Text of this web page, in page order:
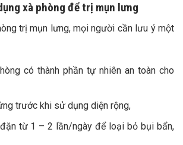
xà phòng để trị mụn lưng
trị mụn lưng, mọi người cần lưu ý một
có thành phần tự nhiên an toàn cho
trước khi sử dụng diện rộng,
từ 1 – 2 lần/ngày để loại bỏ bụi bẩn,